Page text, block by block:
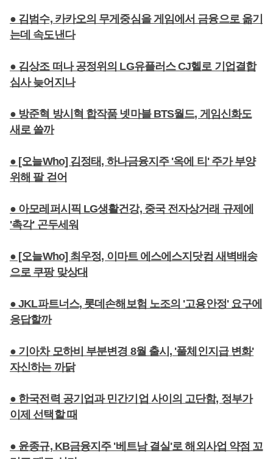
● 김범수, 카카오의 무게중심을 게임에서 금융으로 옮기
는데 속도낸다
● 김상조 떠나 공정위의 LG유플러스 CJ헬로 기업결합
심사 늦어지나
● 방준혁 방시혁 합작품 넷마블 BTS월드, 게임신화도
새로 쓸까
● [오늘Who] 김정태, 하나금융지주 '옥에 티' 주가 부양
위해 팔 걷어
● 아모레퍼시픽 LG생활건강, 중국 전자상거래 규제에
'촉각' 곤두세워
● [오늘Who] 최우정, 이마트 에스에스지닷컴 새벽배송
으로 쿠팡 맞상대
● JKL파트너스, 롯데손해보험 노조의 '고용안정' 요구에
응답할까
● 기아차 모하비 부분변경 8월 출시, '풀체인지급 변화'
자신하는 까닭
● 한국전력 공기업과 민간기업 사이의 고단함, 정부가
이제 선택할 때
● 윤종규, KB금융지주 '베트남 결실'로 해외사업 약점 꼬